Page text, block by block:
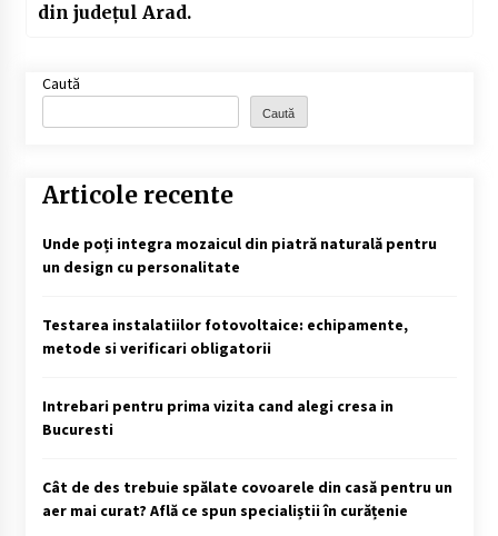
din județul Arad.
Caută
Caută
Articole recente
Unde poți integra mozaicul din piatră naturală pentru
un design cu personalitate
Testarea instalatiilor fotovoltaice: echipamente,
metode si verificari obligatorii
Intrebari pentru prima vizita cand alegi cresa in
Bucuresti
Cât de des trebuie spălate covoarele din casă pentru un
aer mai curat? Află ce spun specialiștii în curățenie